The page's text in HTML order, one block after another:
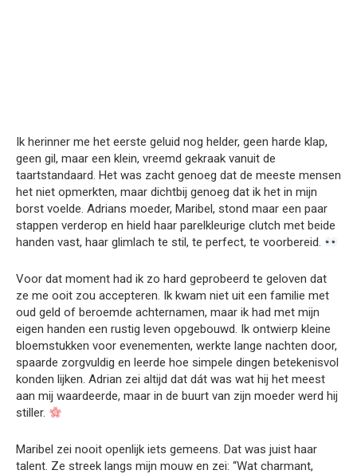
Ik herinner me het eerste geluid nog helder, geen harde klap,
geen gil, maar een klein, vreemd gekraak vanuit de
taartstandaard. Het was zacht genoeg dat de meeste mensen
het niet opmerkten, maar dichtbij genoeg dat ik het in mijn
borst voelde. Adrians moeder, Maribel, stond maar een paar
stappen verderop en hield haar parelkleurige clutch met beide
handen vast, haar glimlach te stil, te perfect, te voorbereid.
Voor dat moment had ik zo hard geprobeerd te geloven dat
ze me ooit zou accepteren. Ik kwam niet uit een familie met
oud geld of beroemde achternamen, maar ik had met mijn
eigen handen een rustig leven opgebouwd. Ik ontwierp kleine
bloemstukken voor evenementen, werkte lange nachten door,
spaarde zorgvuldig en leerde hoe simpele dingen betekenisvol
konden lijken. Adrian zei altijd dat dát was wat hij het meest
aan mij waardeerde, maar in de buurt van zijn moeder werd hij
stiller.
Maribel zei nooit openlijk iets gemeens. Dat was juist haar
talent. Ze streek langs mijn mouw en zei: “Wat charmant,